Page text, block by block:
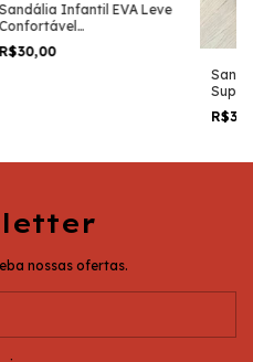
Infantil EVA Leve
Confortável
Antiderrapante Menino
Menina
R$30,00
nossas ofertas.